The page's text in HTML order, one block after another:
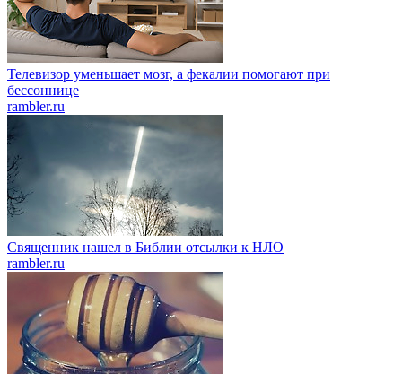
Телевизор уменьшает мозг, а фекалии помогают при
бессоннице
rambler.ru
Священник нашел в Библии отсылки к НЛО
rambler.ru